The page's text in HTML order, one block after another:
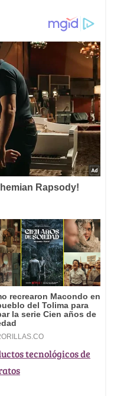
tecnológicos de